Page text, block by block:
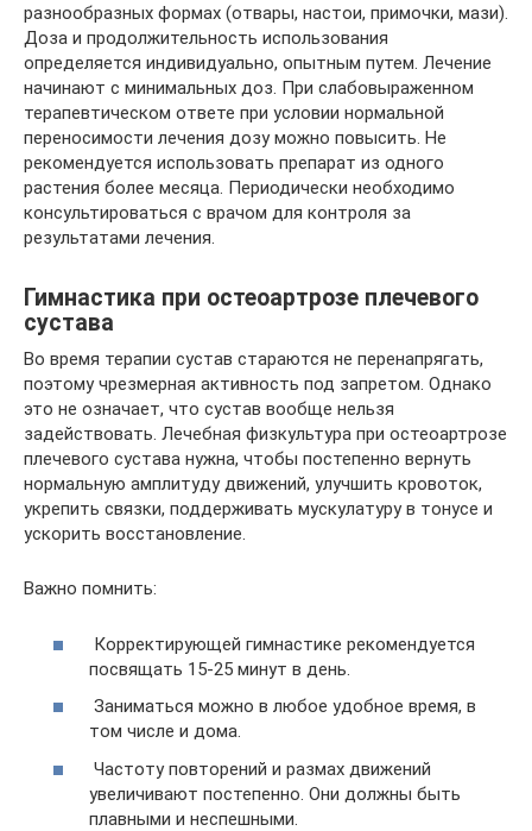
разнообразных формах (отвары, настои, примочки, мази).
Доза и продолжительность использования
определяется индивидуально, опытным путем. Лечение
начинают с минимальных доз. При слабовыраженном
терапевтическом ответе при условии нормальной
переносимости лечения дозу можно повысить. Не
рекомендуется использовать препарат из одного
растения более месяца. Периодически необходимо
консультироваться с врачом для контроля за
результатами лечения.
Гимнастика при остеоартрозе плечевого
сустава
Во время терапии сустав стараются не перенапрягать,
поэтому чрезмерная активность под запретом. Однако
это не означает, что сустав вообще нельзя
задействовать. Лечебная физкультура при остеоартрозе
плечевого сустава нужна, чтобы постепенно вернуть
нормальную амплитуду движений, улучшить кровоток,
укрепить связки, поддерживать мускулатуру в тонусе и
ускорить восстановление.
Важно помнить:
Корректирующей гимнастике рекомендуется
посвящать 15-25 минут в день.
Заниматься можно в любое удобное время, в
том числе и дома.
Частоту повторений и размах движений
увеличивают постепенно. Они должны быть
плавными и неспешными.